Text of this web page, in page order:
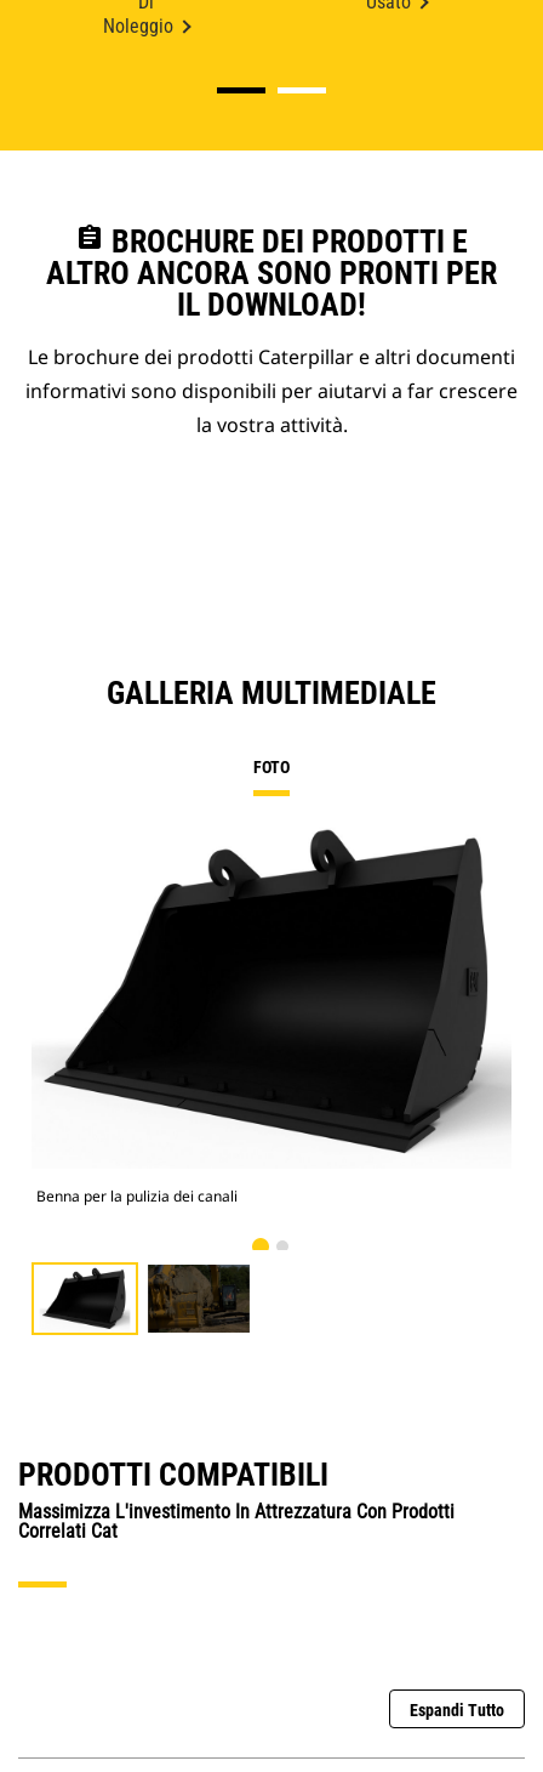
Noleggio
assignment BROCHURE DEI PRODOTTI E
ALTRO ANCORA SONO PRONTI PER
IL DOWNLOAD!
Le brochure dei prodotti Caterpillar e altri documenti
informativi sono disponibili per aiutarvi a far crescere
la vostra attività.
GALLERIA MULTIMEDIALE
FOTO
Benna per la pulizia dei canali
PRODOTTI COMPATIBILI
Massimizza L'investimento In Attrezzatura Con Prodotti
Correlati Cat
Espandi Tutto